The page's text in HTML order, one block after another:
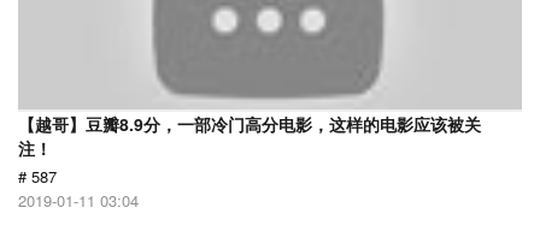
【越哥】豆瓣8.9分，一部冷门高分电影，这样的电影应该被关
注！
# 587
2019-01-11 03:04